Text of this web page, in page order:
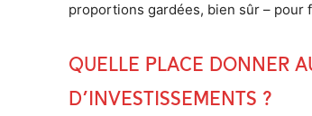
proportions gardées, bien sûr –
Quelle place donner
d’investissements ?